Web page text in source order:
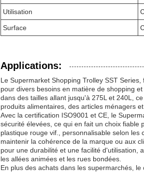
Utilisation
Surface
Applications:
Le Supermarket Shopping Trolley SST
pour divers besoins en matière de shopping
dans des tailles allant jusqu'à 275L et 240L,
produits alimentaires, des articles ménagers
Avec la certification ISO9001 et CE, le
sécurité élevées, ce qui en fait un choix fiable
plastique rouge vif., personnalisable selon
maintenir la cohérence de la marque ou aux
pour une durabilité et une facilité d'utilisation,
les allées animées et les rues bondées.
En plus des achats dans les supermarchés,